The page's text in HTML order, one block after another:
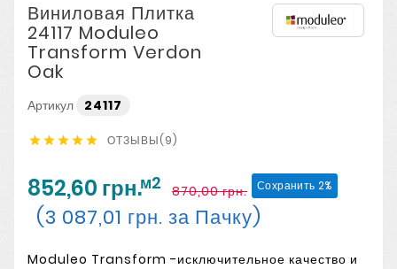
Виниловая Плитка
24117 Moduleo
Transform Verdon
Oak
Артикул 24117
     ОТЗЫВЫ(9)
852,60 грн.м2 870,00 грн. Сохранить 2%
(3 087,01 грн. за Пачку)
Moduleo Transform -исключительное качество и